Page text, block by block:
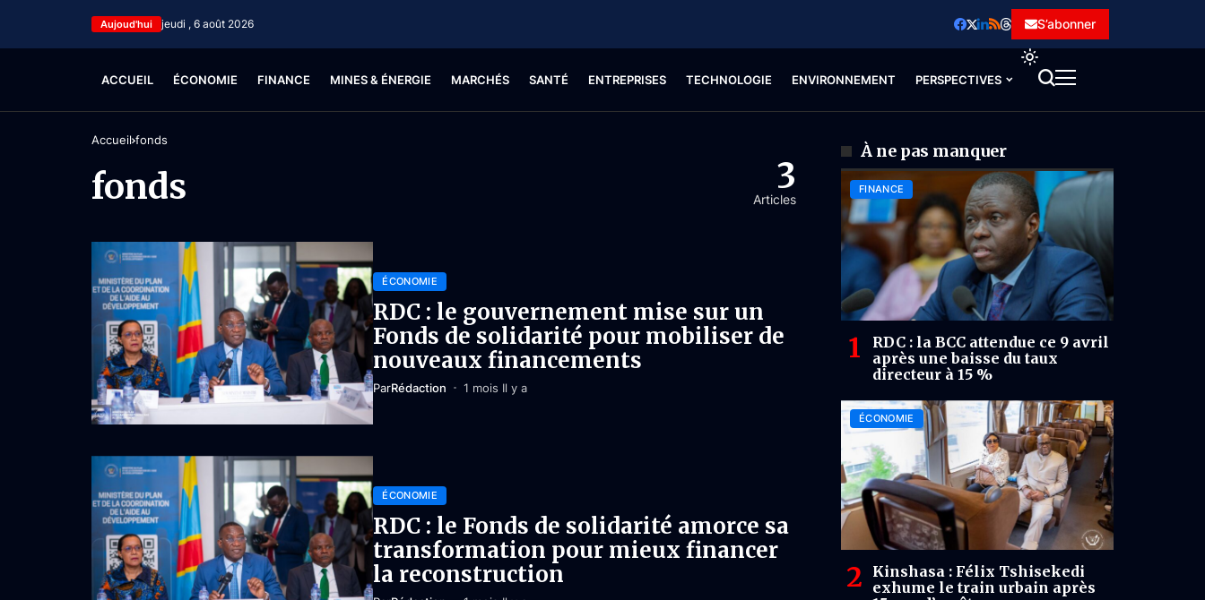
Aujoud'hui jeudi , 6 août 2026 S’abonner
ACCUEIL ÉCONOMIE FINANCE MINES & ÉNERGIE MARCHÉS SANTÉ ENTREPRISES TECHNOLOGIE ENVIRONNEMENT PERSPECTIVES
Accueil fonds
fonds 3
Articles
ÉCONOMIE
RDC : le gouvernement mise sur un
Fonds de solidarité pour mobiliser de
nouveaux financements
ParRédaction 1 mois Il y a
ÉCONOMIE
RDC : le Fonds de solidarité amorce sa
transformation pour mieux financer
la reconstruction
À ne pas manquer
FINANCE
RDC : la BCC attendue ce 9 avril
après une baisse du taux
directeur à 15 %
ÉCONOMIE
Kinshasa : Félix Tshisekedi
exhume le train urbain après